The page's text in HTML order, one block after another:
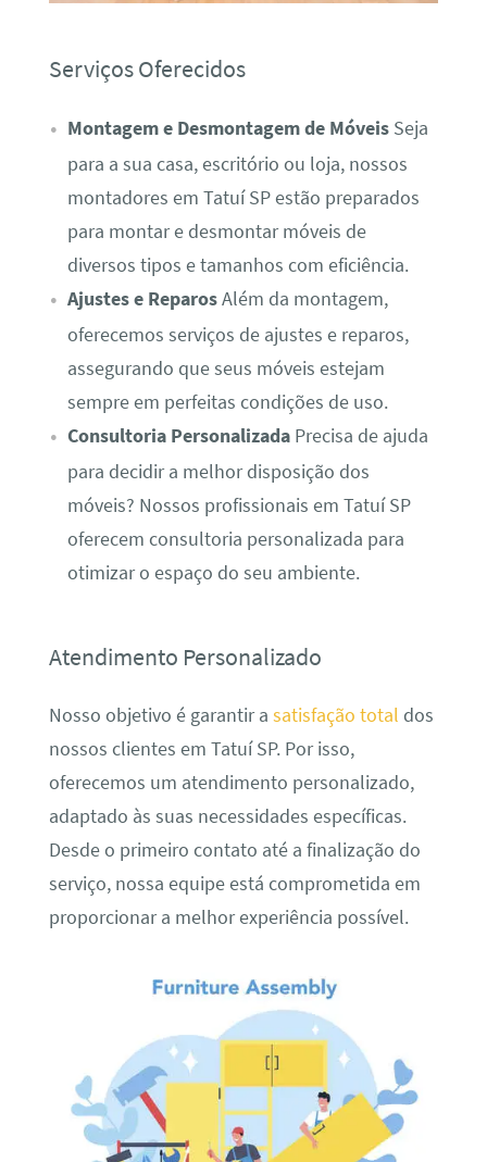
Serviços Oferecidos
Montagem e Desmontagem de MóveisSeja
para a sua casa, escritório ou loja, nossos
montadores em Tatuí SP estão preparados
para montar e desmontar móveis de
diversos tipos e tamanhos com eficiência.
Ajustes e ReparosAlém da montagem,
oferecemos serviços de ajustes e reparos,
assegurando que seus móveis estejam
sempre em perfeitas condições de uso.
Consultoria PersonalizadaPrecisa de ajuda
para decidir a melhor disposição dos
móveis? Nossos profissionais em Tatuí SP
oferecem consultoria personalizada para
otimizar o espaço do seu ambiente.
Atendimento Personalizado
Nosso objetivo é garantir a satisfação total dos
nossos clientes em Tatuí SP. Por isso,
oferecemos um atendimento personalizado,
adaptado às suas necessidades específicas.
Desde o primeiro contato até a finalização do
serviço, nossa equipe está comprometida em
proporcionar a melhor experiência possível.